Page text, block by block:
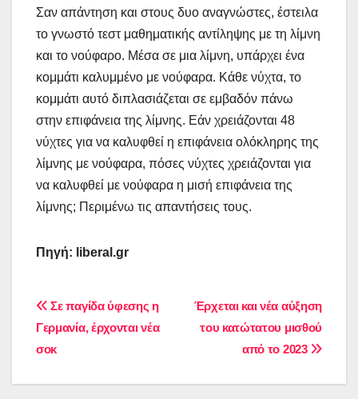
Σαν απάντηση και στους δυο αναγνώστες, έστειλα
το γνωστό τεστ μαθηματικής αντίληψης με τη λίμνη
και το νούφαρο. Μέσα σε μια λίμνη, υπάρχει ένα
κομμάτι καλυμμένο με νούφαρα. Κάθε νύχτα, το
κομμάτι αυτό διπλασιάζεται σε εμβαδόν πάνω
στην επιφάνεια της λίμνης. Εάν χρειάζονται 48
νύχτες για να καλυφθεί η επιφάνεια ολόκληρης της
λίμνης με νούφαρα, πόσες νύχτες χρειάζονται για
να καλυφθεί με νούφαρα η μισή επιφάνεια της
λίμνης; Περιμένω τις απαντήσεις τους.
Πηγή: liberal.gr
Πλοήγηση
άρθρων
Έρχεται και νέα αύξηση
του κατώτατου μισθού
από το 2023
Σε παγίδα ύφεσης η
Γερμανία, έρχονται νέα
σοκ